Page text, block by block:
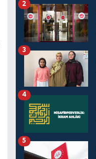
2
3
4
5